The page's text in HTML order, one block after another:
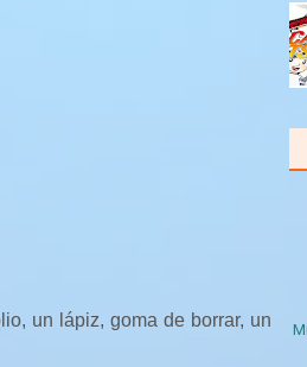
un lápiz, goma de borrar, un